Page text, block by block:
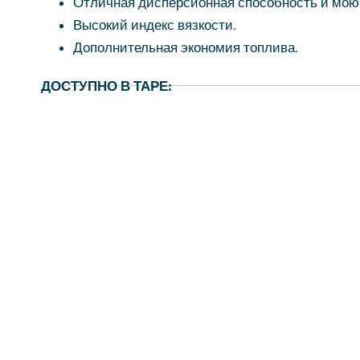
Высокий индекс вязкости.
Дополнительная экономия топлива.
ДОСТУПНО В ТАРЕ: